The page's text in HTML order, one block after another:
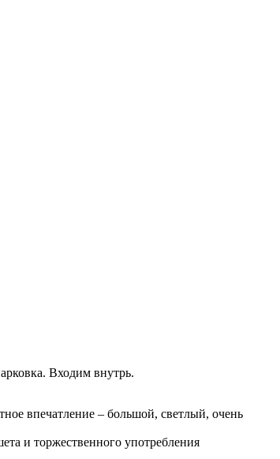
Входим внутрь.
впечатление – большой, светлый, очень
и торжественного употребления